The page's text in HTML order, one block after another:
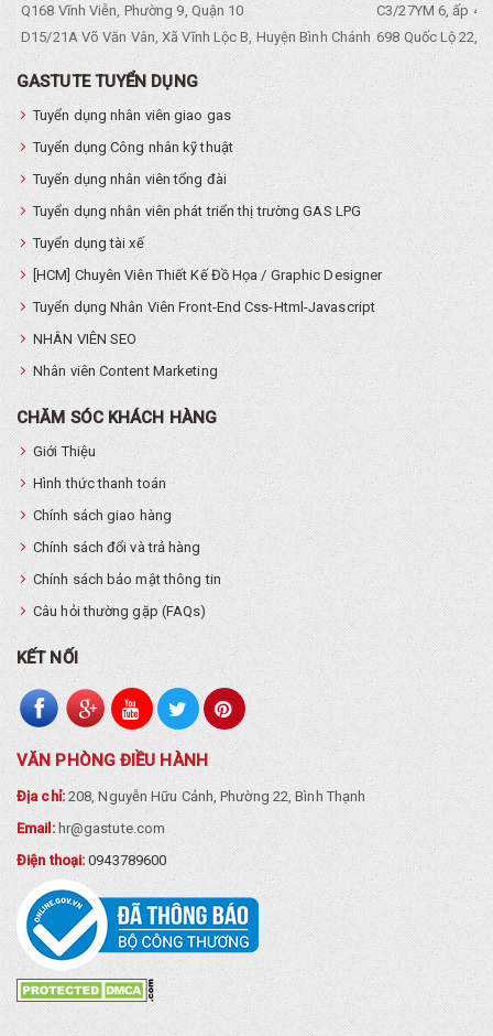
Q168 Vĩnh Viễn, Phường 9, Quận 10
C3/27YM 6, ấp 4,
D15/21A Võ Văn Vân, Xã Vĩnh Lộc B, Huyện Bình Chánh 698 Quốc Lộ 22,
GASTUTE TUYỂN DỤNG
Tuyển dụng nhân viên giao gas
Tuyển dụng Công nhân kỹ thuật
Tuyển dụng nhân viên tổng đài
Tuyển dụng nhân viên phát triển thị trường GAS LPG
Tuyển dụng tài xế
[HCM] Chuyên Viên Thiết Kế Đồ Họa / Graphic Designer
Tuyển dụng Nhân Viên Front-End Css-Html-Javascript
NHÂN VIÊN SEO
Nhân viên Content Marketing
CHĂM SÓC KHÁCH HÀNG
Giới Thiệu
Hình thức thanh toán
Chính sách giao hàng
Chính sách đổi và trả hàng
Chính sách bảo mật thông tin
Câu hỏi thường gặp (FAQs)
KẾT NỐI
VĂN PHÒNG ĐIỀU HÀNH
Địa chỉ:208, Nguyễn Hữu Cảnh, Phường 22, Bình Thạnh
Email: hr@gastute.com
Điện thoại:0943789600